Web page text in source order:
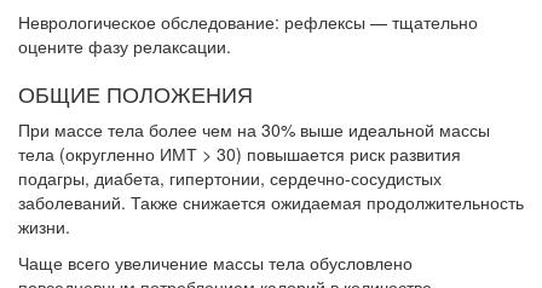
Неврологическое обследование: рефлексы — тщательно
оцените фазу ре­лаксации.
ОБЩИЕ ПОЛОЖЕНИЯ
При массе тела более чем на 30% выше идеальной массы
тела (окру­гленно ИМТ > 30) повышается риск развития
подагры, диабета, гипер­тонии, сердечно-сосудистых
заболеваний. Также снижается ожидаемая продолжительность
жизни.
Чаще всего увеличение массы тела обусловлено